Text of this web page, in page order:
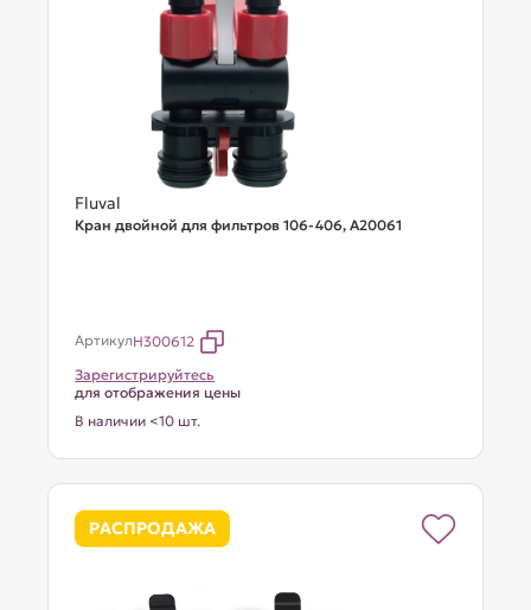
Fluval
Кран двойной для фильтров 106-406, A20061
АртикулH300612
Зарегистрируйтесь
для отображения цены
В наличии <10 шт.
РАСПРОДАЖА